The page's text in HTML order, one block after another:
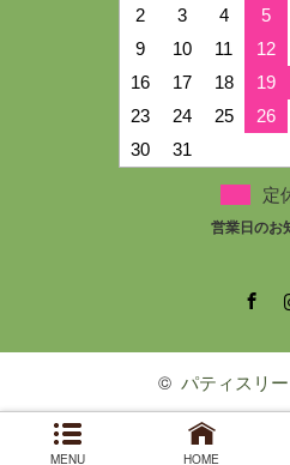
2
3 4 5
9
10 11 12
16
17 18 19
23
24 25 26
30
31
定
営業日のお
MENU HOME
© パティスリ